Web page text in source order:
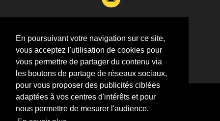
En poursuivant votre navigation sur ce site,
vous acceptez l'utilisation de cookies pour
vous permettre de partager du contenu via
les boutons de partage de réseaux sociaux,
pour vous proposer des publicités ciblées
adaptées à vos centres d'intérêts et pour
nous permettre de mesurer l'audience.
complémentaires sur l’actualité de Jean-Jacques
Goldman,
ÉCRIVEZ-MOI !